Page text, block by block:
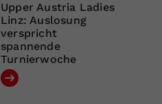
Upper Austria Ladies
Linz: Auslosung
verspricht
spannende
Turnierwoche